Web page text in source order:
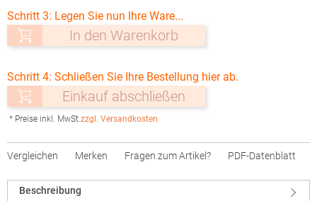
Schritt 3: Legen Sie nun Ihre Ware...
In den Warenkorb
Schritt 4: Schließen Sie Ihre Bestellung hier ab.
Einkauf abschließen
* Preise inkl. MwSt.zzgl. Versandkosten
Vergleichen Merken Fragen zum Artikel? PDF-Datenblatt
Beschreibung